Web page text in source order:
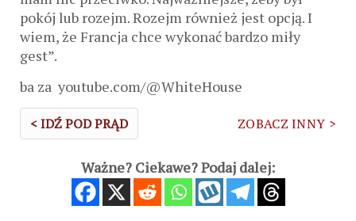
pokój lub rozejm. Rozejm również jest opcją. I
wiem, że Francja chce wykonać bardzo miły
gest”.
ba za youtube.com/@WhiteHouse
< IDŹ POD PRĄD ZOBACZ INNY >
Ważne? Ciekawe? Podaj dalej: